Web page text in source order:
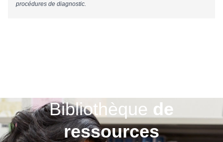
procédures de diagnostic.
Bibliothèque de
ressources